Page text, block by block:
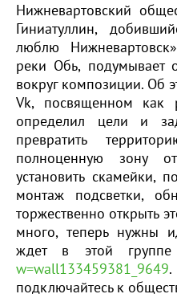
Нижневартовский
Гиниатуллин,
люблю
реки Обь, подумывает
вокруг композиции. Об
Vk, посвященном как
определил цели и
превратить
полноценную зону
установить скамейки,
монтаж подсветки,
торжественно открыть
много, теперь нужны
ждет в этой группе
w=wall133459381_9649.
подключайтесь к